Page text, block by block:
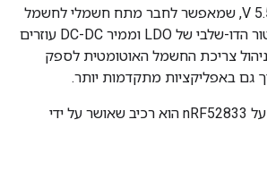
חשמל של 1.7 V עד 5.5 V, שמאפשר לחבר מתח חשמלי לחשמל
או לטעון אותו. הרגולטור הדו-שלבי של LDO וממיר DC-DC עוזרים
צריכת החשמל האוטומטית לספק
גם באפליקציות מתקדמות יותר.
OpenThread שפועל על nRF52833 הוא רכיב שאושר על ידי